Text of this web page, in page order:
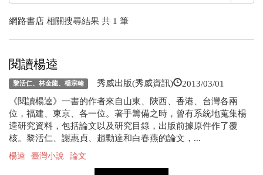
網路書店 相關搜尋結果 共 1 筆
閱讀楊逵
黎活仁、林金龍、楊宗翰 秀威出版(秀威資訊) 2013/03/01
《閱讀楊逵》一書的作者來自山東、陝西、香港、台灣各兩
位，福建、東京、各一位。著手籌備之時，曾有系統地蒐集楊
逵研究資料，包括論文以及研究目錄，出版前據原件作了覆
核。黎活仁、謝惠貞、趙勳達和白春燕的論文，...
楊逵 臺灣小說 論文